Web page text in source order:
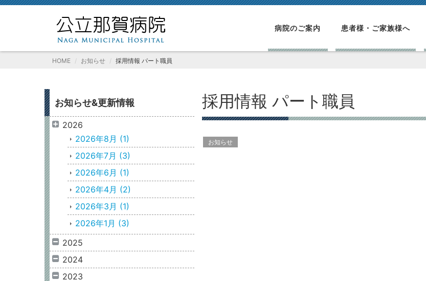
病院のご案内 患者様・ご家族様へ
HOME お知らせ 採用情報 パート職員
採用情報 パート職員
お知らせ
お知らせ&更新情報
2026
2026年8月 (1)
2026年7月 (3)
2026年6月 (1)
2026年4月 (2)
2026年3月 (1)
2026年1月 (3)
2025
2024
2023